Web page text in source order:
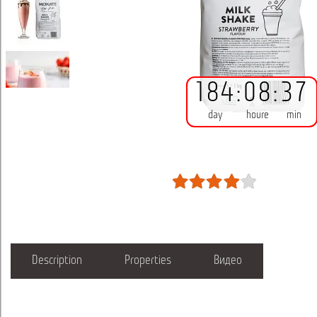
184
day
:08
houre
:37
min
Description Properties Видео